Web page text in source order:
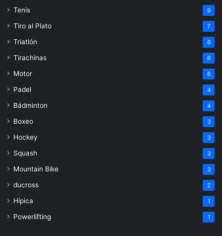
Tenis 9
Tiro al Plato 7
Triatlón 6
Tirachinas 6
Motor 6
Padel 4
Bádminton 4
Boxeo 3
Hockey 3
Squash 3
Mountain Bike 3
ducross 2
Hípica 1
Powerlifting 1